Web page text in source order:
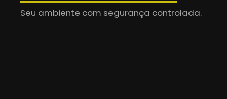
Seu ambiente com segurança controlada.